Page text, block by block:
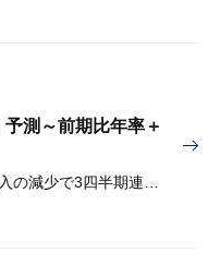
測～前期比年率＋